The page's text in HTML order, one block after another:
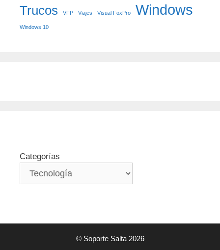
Trucos VFP Viajes Visual FoxPro Windows
Windows 10
Categorías
© Soporte Salta 2026